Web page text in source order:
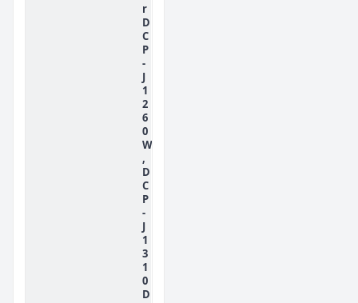
r
D
C
P
-
J
1
2
6
0
W
,
D
C
P
-
J
1
3
1
0
D